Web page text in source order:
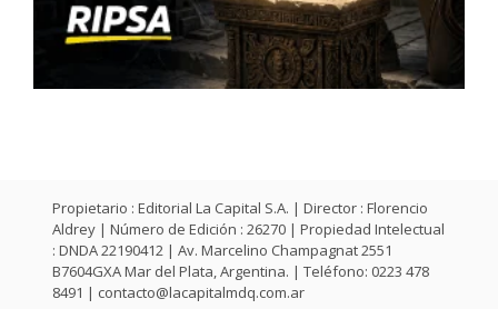
Propietario : Editorial La Capital S.A. | Director : Florencio
Aldrey | Número de Edición : 26270 | Propiedad Intelectual
: DNDA 22190412 | Av. Marcelino Champagnat 2551
B7604GXA Mar del Plata, Argentina. | Teléfono: 0223 478
8491 | contacto@lacapitalmdq.com.ar